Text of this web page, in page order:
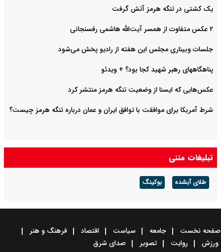
یک کشتی در تنگه‌ هرمز آتش گرفت
۲ عکس متفاوت از همسر آیت‌الله هاشمی رفسنجانی
جلسات وبیناری مجلس این هفته از رادیو پخش می‌شود
پناهگاههای رهبر شهید کجا بود؟ + ویدئو
عکس‌هایی که ایسنا از وضعیت تنگه هرمز منتشر کرد
شرط آمریکا برای موافقت با توافق ایران و عمان درباره تنگه هرمز چیست؟
تبلیغات متنی
طلای آبشده بوکینگ
صفحه نخست جامعه سیاست اقتصاد
فرهنگ و هنر
ورزش
روایت تصویر صدای شرق